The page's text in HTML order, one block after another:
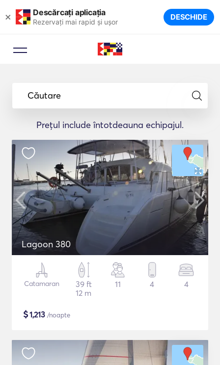
× Descărcați aplicația
Rezervați mai rapid și ușor DESCHIDE
Căutare
Prețul include întotdeauna echipajul.
Lagoon 380
Catamaran
39 ft
12 m
11 4 4
$1,213 /noapte